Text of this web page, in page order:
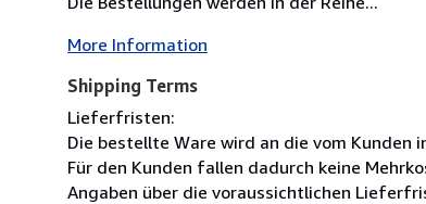
More Information
Shipping Terms
Lieferfristen:
Die bestellte Ware wird an die vom
Für den Kunden fallen dadurch keine
Angaben über die voraussichtlichen